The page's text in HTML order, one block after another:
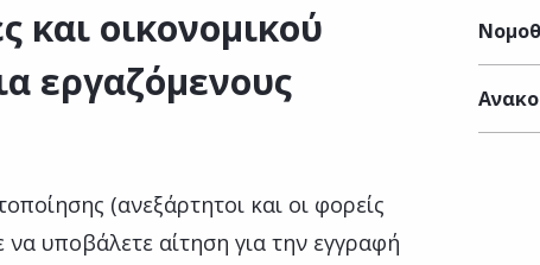
και οικονομικού
εργαζόμενους
(ανεξάρτητοι και οι φορείς
να υποβάλετε αίτηση για την εγγραφή